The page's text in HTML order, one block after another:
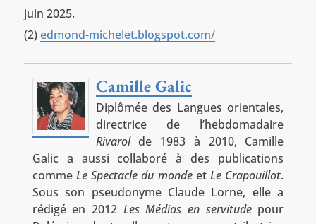
juin 2025.
(2) edmond-michelet.blogspot.com/
Camille Galic
Diplômée des Langues orientales,
directrice de l’hebdomadaire
Rivarolde 1983 à 2010, Camille
Galic a aussi collaboré à des publications
comme Le Spectacle du mondeetLe Crapouillot.
Sous son pseudonyme Claude Lorne, elle a
rédigé en 2012 Les Médias en servitudepour